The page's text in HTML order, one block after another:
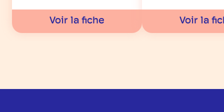
Voir la fiche Voir la